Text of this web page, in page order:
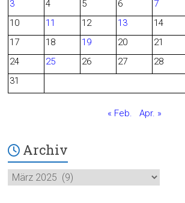
o
3
4 5 6 7
10
11 12 13 14
17
18 19 20 21
24
25 26 27 28
31
« Feb. Apr. »
Archiv
Archiv